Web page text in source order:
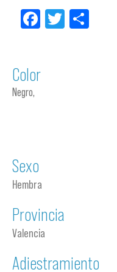
Facebook
Twitter
Color
Negro,
Sexo
Hembra
Provincia
Valencia
Adiestramiento